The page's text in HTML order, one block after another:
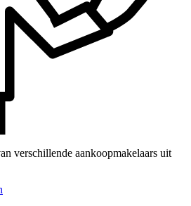
verschillende aankoopmakelaars uit